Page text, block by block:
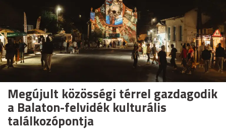
Megújult közösségi térrel gazdagodik
a Balaton-felvidék kulturális
találkozópontja